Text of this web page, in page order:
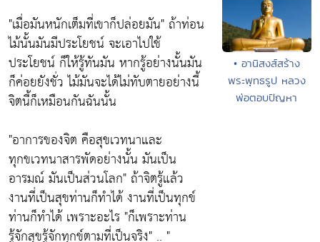
"เมื่อมันหนักเต็มที่เขาก็ปล่อยมัน"ถ้าท่อน
ไม้นั้นมันมีประโยชน์ จะเอาไปใช้
ประโยชน์ ก็ให้รู้ทันมัน หากรู้อย่างนั้นมัน
ก็ค่อยยังชั่ว ไม้มันจะได้ไม่ทับตายอย่างนี้
จิตนี้ก็เหมือนกันฉันนั้น
"อาการของจิต คือสุขเวทนาและ
ทุกขเวทนาสารพัดอย่างนั้น มันเป็น
อารมณ์ มันเป็นส่วนโลก"ถ้าจิตรู้แล้ว
งานที่เป็นสุขท่านก็ทำได้ งานที่เป็นทุกข์
ท่านก็ทำได้ เพราะอะไร "ก็เพราะท่าน
รู้จักสุขรู้จักทุกข์ตามที่เป็นจริง" .. "
• อานิสงส์สร้าง
พระพุทธรูป หลวง
พ่อตอบปัญหา